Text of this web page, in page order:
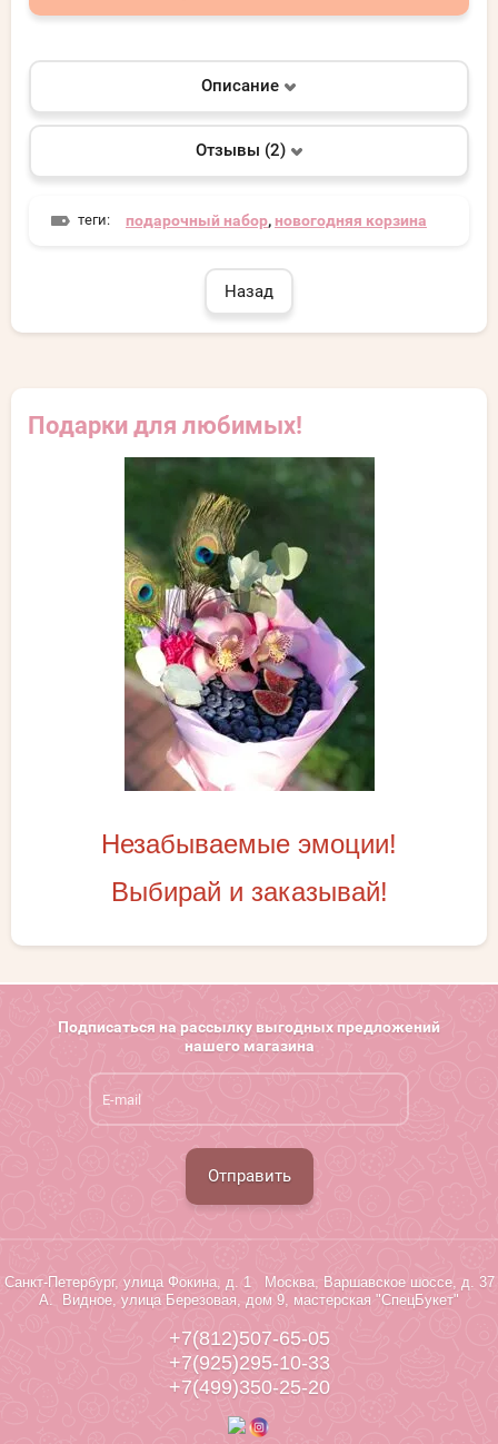
Подарки для любимых!
Незабываемые эмоции!
Выбирай и заказывай!
Описание
Отзывы (2)
теги: подарочный набор,новогодняя корзина
Назад
Подписаться на рассылку выгодных предложений
нашего магазина
Отправить
Санкт-Петербург, улица Фокина, д. 1 Москва, Варшавское шоссе, д. 37
А. Видное, улица Березовая, дом 9, мастерская "СпецБукет"
+7(812)507-65-05
+7(925)295-10-33
+7(499)350-25-20